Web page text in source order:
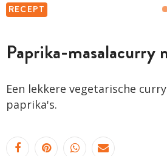
RECEPT
Paprika-masalacurry
Een lekkere vegetarische
paprika's.